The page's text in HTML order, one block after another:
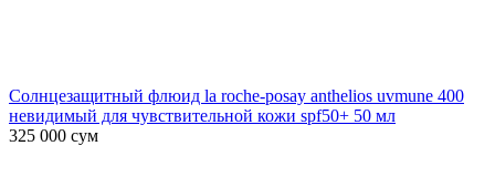
Солнцезащитный флюид la roche-posay anthelios uvmune 400
невидимый для чувствительной кожи spf50+ 50 мл
325 000 сум